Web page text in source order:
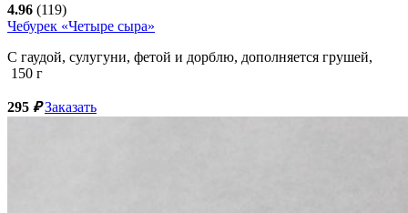
4.96 (119)
Чебурек «Четыре сыра»
С гаудой, сулугуни, фетой и дорблю, дополняется грушей,
150 г
295 ₽ Заказать